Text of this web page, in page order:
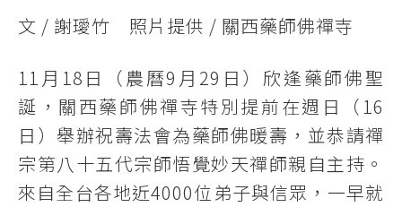
文 / 謝璦竹 照片提供 / 關西藥師佛禪寺
11月18日（農曆9月29日）欣逢藥師佛聖
誕，關西藥師佛禪寺特別提前在週日（16
日）舉辦祝壽法會為藥師佛暖壽，並恭請禪
宗第八十五代宗師悟覺妙天禪師親自主持。
來自全台各地近4000位弟子與信眾，一早就